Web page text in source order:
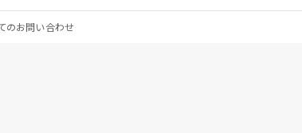
のお問い合わせ